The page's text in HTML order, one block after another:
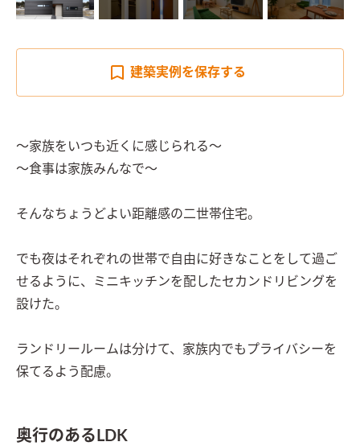
建築実例を保存する
～家族をいつも近くに感じられる～
～食事は家族みんなで～
そんなちょうどよい距離感の二世帯住宅。
でも夜はそれぞれの世帯で自由に好きなことをして過ご
せるように、ミニキッチンを配したセカンドリビングを
設けた。
ランドリールームは分けて、家族内でもプライバシーを
保てるよう配慮。
奥行のあるLDK